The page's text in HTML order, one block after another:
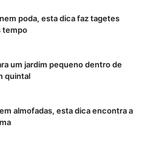
poda, esta dica faz tagetes
tempo
um jardim pequeno dentro de
quintal
almofadas, esta dica encontra a